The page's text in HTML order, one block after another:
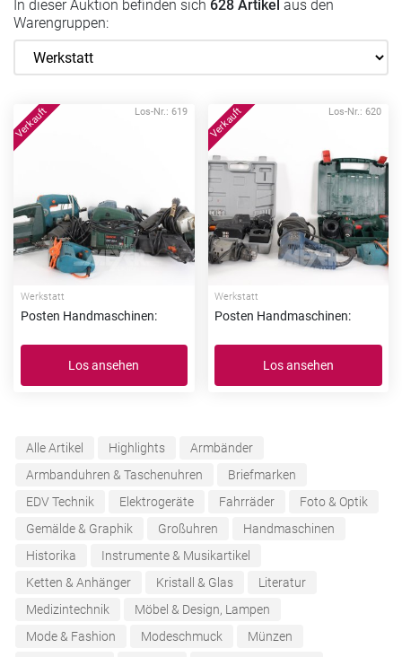
In dieser Auktion befinden sich 628 Artikel aus den
Warengruppen:
Los-Nr.: 619
Werkstatt
Posten Handmaschinen:
Los ansehen
Los-Nr.: 620
Werkstatt
Posten Handmaschinen:
Los ansehen
Alle Artikel Highlights
Armbänder
Armbanduhren & Taschenuhren
Briefmarken
EDV Technik
Elektrogeräte Fahrräder
Foto & Optik
Gemälde & Graphik
Großuhren
Handmaschinen
Historika
Instrumente & Musikartikel
Ketten & Anhänger
Kristall & Glas
Literatur
Medizintechnik
Möbel & Design, Lampen
Mode & Fashion
Modeschmuck
Münzen